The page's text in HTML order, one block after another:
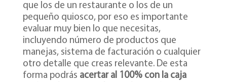
que los de un restaurante o los de un
pequeño quiosco, por eso es importante
evaluar muy bien lo que necesitas,
incluyendo número de productos que
manejas, sistema de facturación o cualquier
otro detalle que creas relevante. De esta
forma podrás acertar al 100% con la caja